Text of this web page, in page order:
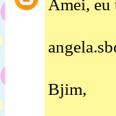
Amei, eu
Bjim,